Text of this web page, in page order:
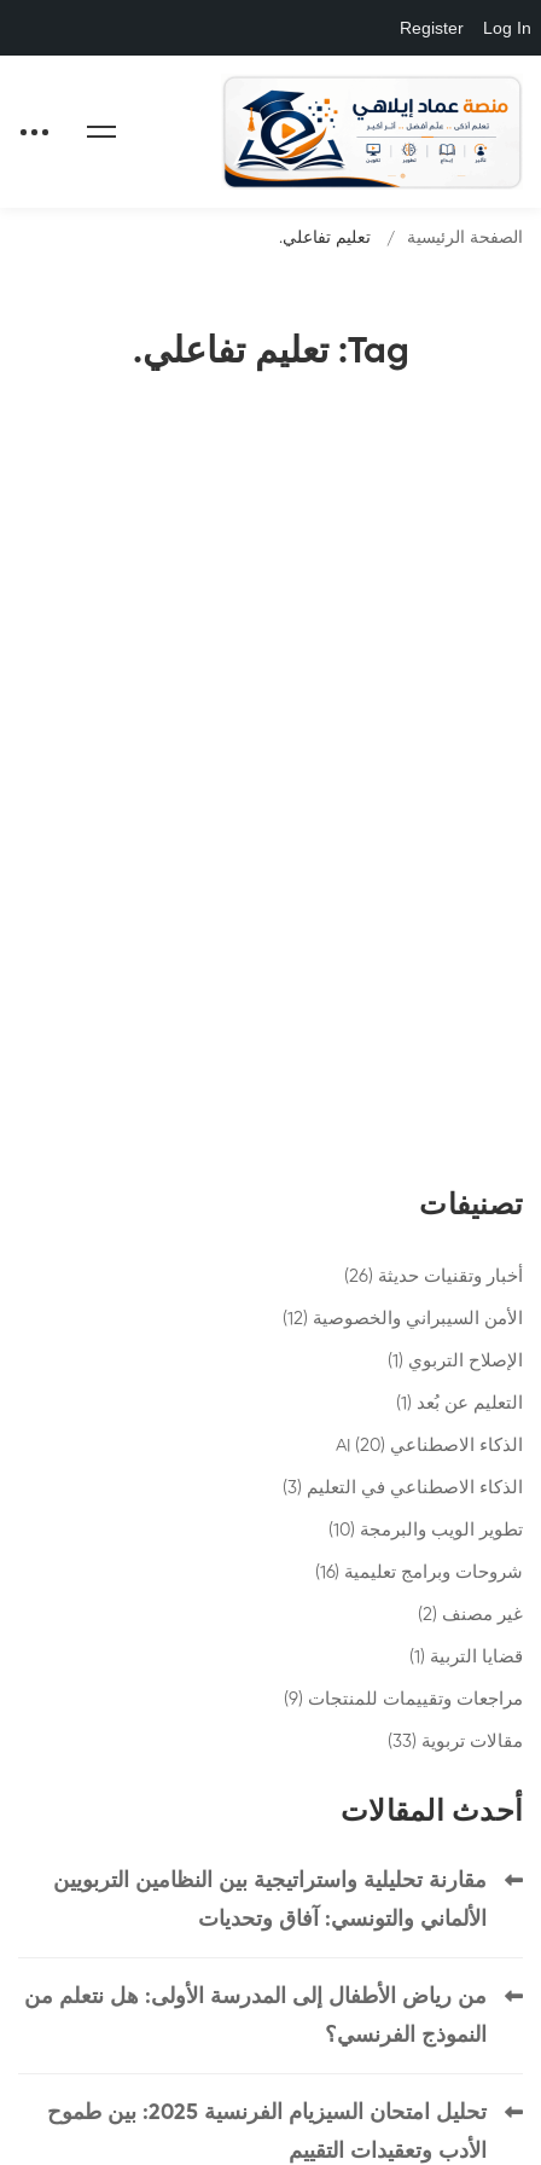
Log In
Register
Tag: تعليم تفاعلي.
الصفحة الرئيسية تعليم تفاعلي.
تصنيفات
أخبار وتقنيات حديثة (26)
الأمن السيبراني والخصوصية (12)
الإصلاح التربوي (1)
التعليم عن بُعد (1)
الذكاء الاصطناعي AI (20)
الذكاء الاصطناعي في التعليم (3)
تطوير الويب والبرمجة (10)
شروحات وبرامج تعليمية (16)
غير مصنف (2)
قضايا التربية (1)
مراجعات وتقييمات للمنتجات (9)
مقالات تربوية (33)
أحدث المقالات
مقارنة تحليلية واستراتيجية بين النظامين التربويين
الألماني والتونسي: آفاق وتحديات
من رياض الأطفال إلى المدرسة الأولى: هل نتعلم من
النموذج الفرنسي؟
تحليل امتحان السيزيام الفرنسية 2025: بين طموح
الأدب وتعقيدات التقييم